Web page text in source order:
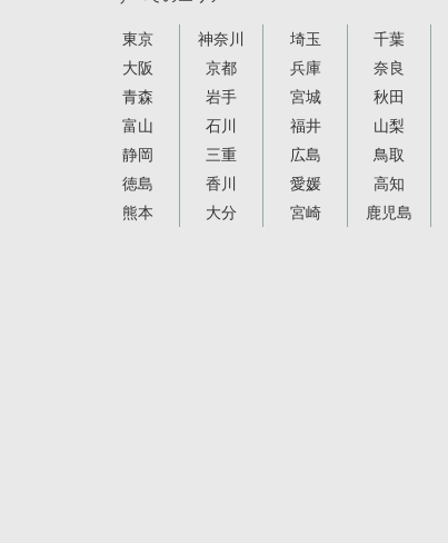
東京 神奈川 埼玉 千葉
大阪
京都 兵庫 奈良
青森
岩手 宮城 秋田
富山
石川 福井 山梨
静岡
三重 広島 鳥取
徳島
香川 愛媛 高知
熊本
大分 宮崎 鹿児島